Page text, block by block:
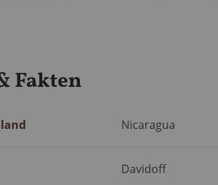
Fakten
Nicaragua
Davidoff